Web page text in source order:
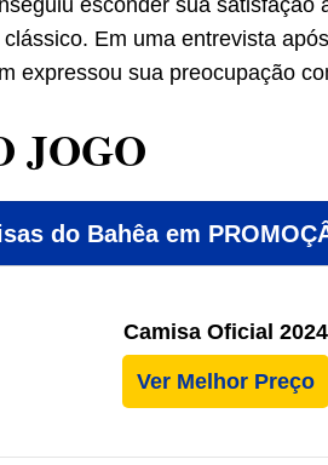
Em uma entrevista
expressou sua preocupação
JOGO
do Bahêa em
Camisa Oficial 2024
Ver Melhor Preço